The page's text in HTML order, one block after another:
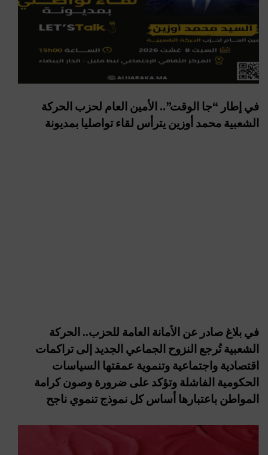
في إطار “جا الوقت”.. الأمين العام لحزب الحركة
الشعبية محمد أوزين يترأس لقاء تواصليا بمديونة
في بلاغ صادر عن الأمانة العامة للحزب.. الحركة
الشعبية تُرجع النزوح الجماعي الجديد إلى تراكمات
اقتصادية واجتماعية وتنموية عمقتها السياسات
الحكومية الفاشلة وتؤكد على ضرورة وصون كرامة
المواطن باعتبارها أساس كل نموذج تنموي ناجح